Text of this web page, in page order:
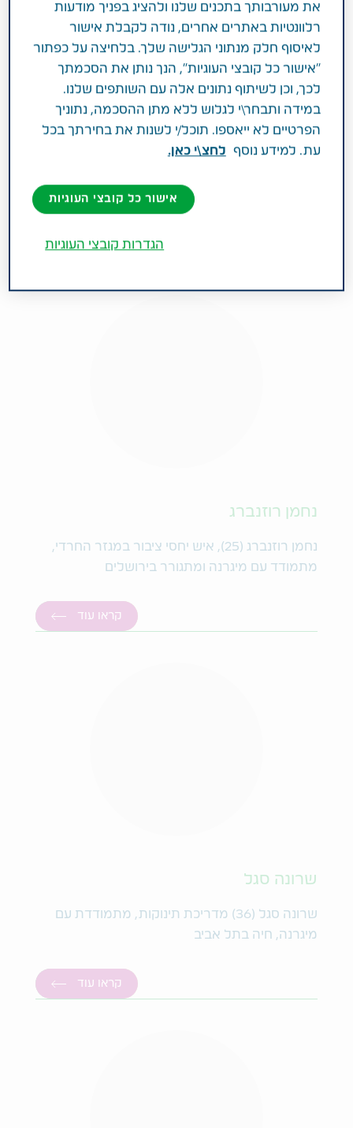
יערה די סגני
עם מיגרנה ומתגוררת בתל מונד
קראו עוד
נחמן רוזנברג
נחמן רוזנברג (25), איש יחסי ציבור במגזר החרדי,
מתמודד עם מיגרנה ומתגורר בירושלים
קראו עוד
שרונה סגל
שרונה סגל (36) מדריכת תינוקות, מתמודדת עם
מיגרנה, חיה בתל אביב
קראו עוד
את מעורבותך בתכנים שלנו ולהציג בפניך מודעות
רלוונטיות באתרים אחרים, נודה לקבלת אישור
לאיסוף חלק מנתוני הגלישה שלך. בלחיצה על כפתור
"אישור כל קובצי העוגיות", הנך נותן את הסכמתך
לכך, וכן לשיתוף נתונים אלה עם השותפים שלנו.
במידה ותבחר\י לגלוש ללא מתן ההסכמה, נתוניך
הפרטיים לא ייאספו. תוכל/י לשנות את בחירתך בכל
עת. למידע נוסף
לחצ\י כאן.
אישור כל קובצי העוגיות
הגדרות קובצי העוגיות